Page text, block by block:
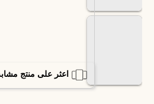
اعثر على منتج